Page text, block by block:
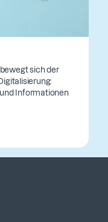
sich der
Informationen